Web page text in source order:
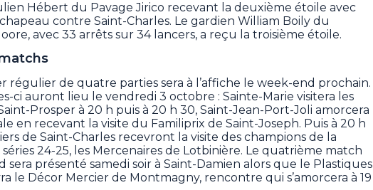
Hébert du Pavage Jirico recevant la deuxième étoile avec
contre Saint-Charles. Le gardien William Boily du
avec 33 arrêts sur 34 lancers, a reçu la troisième étoile.
régulier de quatre parties sera à l’affiche le week-end prochain.
ci auront lieu le vendredi 3 octobre : Sainte-Marie visitera les
Prosper à 20 h puis à 20 h 30, Saint-Jean-Port-Joli amorcera
en recevant la visite du Familiprix de Saint-Joseph. Puis à 20 h
de Saint-Charles recevront la visite des champions de la
séries 24-25, les Mercenaires de Lotbinière. Le quatrième match
sera présenté samedi soir à Saint-Damien alors que le Plastiques
le Décor Mercier de Montmagny, rencontre qui s’amorcera à 19